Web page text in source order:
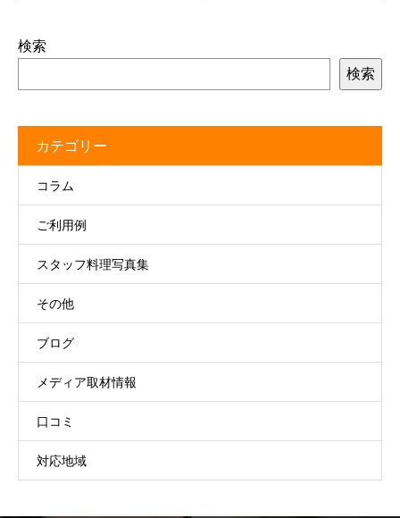
検索
検索
カテゴリー
コラム
ご利用例
スタッフ料理写真集
その他
ブログ
メディア取材情報
口コミ
対応地域